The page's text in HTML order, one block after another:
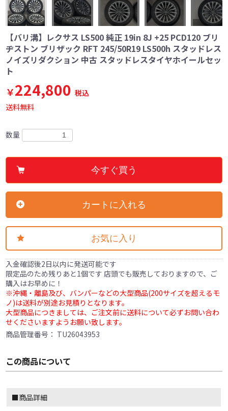
【バリ溝】レクサス LS500 純正 19in 8J +25 PCD120 ブリ
ヂストン ブリザック RFT 245/50R19 LS500h スタッドレス
ノイズリダクション 中古 スタッドレスタイヤホイールセッ
ト
￥224,800 税込
送料無料
数量
今すぐ買う
カートに入れる
お気に入り
入金確認後2日以内に発送可能です
限定品のため残りあと1個です 店頭でも販売しておりますので、ご
購入はお早めに！
※沖縄・離島及び、バンパーなどの大型商品(200サイズを超えるモ
ノ)は送料が別途お見積りとなります。
大型商品につきましては、ご注文前に送料について必ずお問い合わ
せくださいますようお願い致します。
商品管理番号： TU26043953
この商品について
■商品詳細